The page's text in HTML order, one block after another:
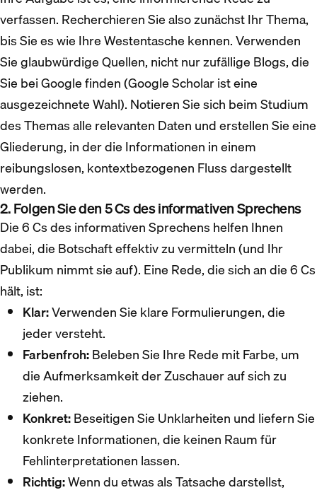
verfassen. Recherchieren Sie also zunächst Ihr Thema,
bis Sie es wie Ihre Westentasche kennen. Verwenden
Sie glaubwürdige Quellen, nicht nur zufällige Blogs, die
Sie bei Google finden (Google Scholar ist eine
ausgezeichnete Wahl). Notieren Sie sich beim Studium
des Themas alle relevanten Daten und erstellen Sie eine
Gliederung, in der die Informationen in einem
reibungslosen, kontextbezogenen Fluss dargestellt
werden.
2. Folgen Sie den 5 Cs des informativen Sprechens
Die 6 Cs des informativen Sprechens helfen Ihnen
dabei, die Botschaft effektiv zu vermitteln (und Ihr
Publikum nimmt sie auf). Eine Rede, die sich an die 6 Cs
hält, ist:
Klar:Verwenden Sie klare Formulierungen, die
jeder versteht.
Farbenfroh:Beleben Sie Ihre Rede mit Farbe, um
die Aufmerksamkeit der Zuschauer auf sich zu
ziehen.
Konkret:Beseitigen Sie Unklarheiten und liefern Sie
konkrete Informationen, die keinen Raum für
Fehlinterpretationen lassen.
Richtig:Wenn du etwas als Tatsache darstellst,